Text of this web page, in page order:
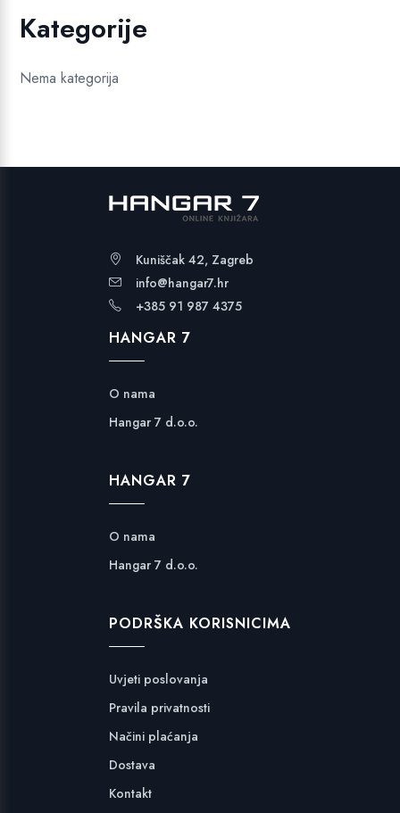
Kategorije
Nema kategorija
Kuniščak 42, Zagreb
info@hangar7.hr
+385 91 987 4375
HANGAR 7
O nama
Hangar 7 d.o.o.
HANGAR 7
O nama
Hangar 7 d.o.o.
PODRŠKA KORISNICIMA
Uvjeti poslovanja
Pravila privatnosti
Načini plaćanja
Dostava
Kontakt